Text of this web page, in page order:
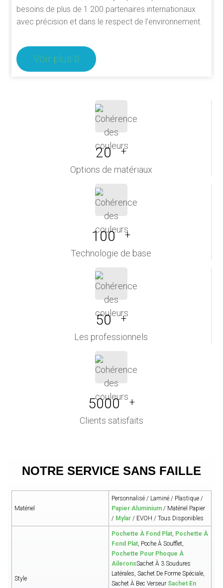
besoins de plus de 1 200 partenaires internationaux
avec précision et dans le respect de l’environnement.
Voir plus
20 +
Options de matériaux
100 +
Technologie de base
50 +
Les professionnels
5000 +
Clients satisfaits
NOTRE SERVICE SANS FAILLE
Matériel
Personnalisé / Laminé / Plastique /
Papier Aluminium/ Matériel Papier
/ Mylar/ EVOH / Tous Disponibles
Style
Pochette À Fond Plat, Pochette À
Fond Plat, Poche À Soufflet,
Pochette Pour Phoque À
AileronsSachet À 3 Soudures
Latérales, Sachet De Forme Spéciale,
Sachet À Bec Verseur Sachet En